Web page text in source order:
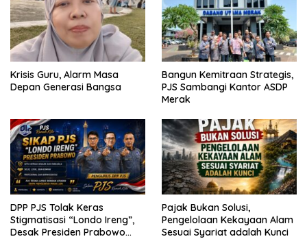
Krisis Guru, Alarm Masa
Depan Generasi Bangsa
Bangun Kemitraan Strategis,
PJS Sambangi Kantor ASDP
Merak
DPP PJS Tolak Keras
Stigmatisasi “Londo Ireng”,
Desak Presiden Prabowo
Pajak Bukan Solusi,
Pengelolaan Kekayaan Alam
Sesuai Syariat adalah Kunci